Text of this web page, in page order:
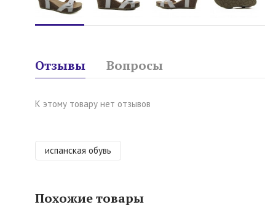
Отзывы Вопросы
К этому товару нет отзывов
испанская обувь
Похожие товары